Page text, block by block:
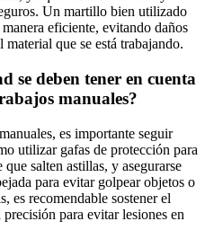
Un martillo bien utilizado
eficiente, evitando daños
que se está trabajando.
se deben tener en cuenta
manuales?
es importante seguir
utilizar gafas de protección para
salten astillas, y asegurarse
para evitar golpear objetos o
es recomendable sostener el
para evitar lesiones en